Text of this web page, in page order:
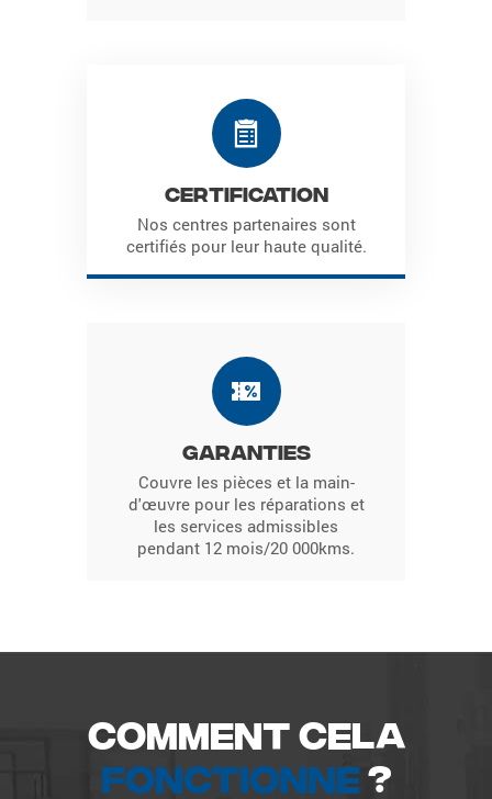
Certification
Nos centres partenaires sont
certifiés pour leur haute qualité.
Garanties
Couvre les pièces et la main-
d'œuvre pour les réparations et
les services admissibles
pendant 12 mois/20 000kms.
Comment cela
fonctionne?